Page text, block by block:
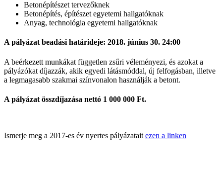
Betonépítészet tervezőknek
Betonépítés, építészet egyetemi hallgatóknak
Anyag, technológia egyetemi hallgatóknak
A pályázat beadási határideje: 2018. június 30. 24:00
A beérkezett munkákat független zsűri véleményezi, és azokat a
pályázókat díjazzák, akik egyedi látásmóddal, új felfogásban, illetve
a legmagasabb szakmai színvonalon használják a betont.
A pályázat összdíjazása nettó 1 000 000 Ft.
Ismerje meg a 2017-es év nyertes pályázatait ezen a linken